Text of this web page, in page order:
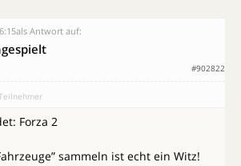
als Antwort auf:
#902822
Forza 2
sammeln ist echt ein Witz!